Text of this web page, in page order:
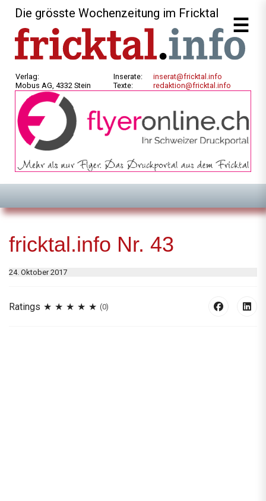
Die grösste Wochenzeitung im Fricktal
Verlag:
Mobus AG, 4332 Stein
Inserate:
Texte:
inserat@fricktal.info
redaktion@fricktal.info
fricktal.info Nr. 43
24. Oktober 2017
Ratings (0)